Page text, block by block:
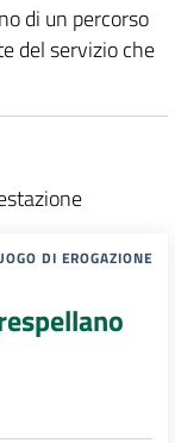
di un percorso
del servizio che
DI EROGAZIONE